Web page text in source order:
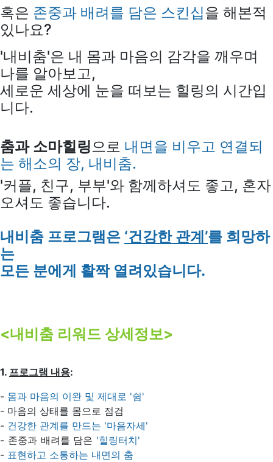
혹은 존중과 배려를 담은 스킨십을 해본적
있나요?
'내비춤'은 내 몸과 마음의 감각을 깨우며
나를 알아보고,
세로운 세상에 눈을 떠보는 힐링의 시간입
니다.
춤과 소마힐링으로 내면을 비우고 연결되
는 해소의 장, 내비춤.
'커플, 친구, 부부'와 함께하셔도 좋고, 혼자
오셔도 좋습니다.
내비춤 프로그램은 ‘건강한 관계’를 희망하
는
모든 분에게 활짝 열려있습니다.
<내비춤 리워드 상세정보>
1. 프로그램 내용:
- 몸과 마음의 이완 및 제대로 '쉼'
- 마음의 상태를 몸으로 점검
- 건강한 관계를 만드는 '마음자세'
- 존중과 배려를 담은 '힐링터치'
- 표현하고 소통하는 내면의 춤